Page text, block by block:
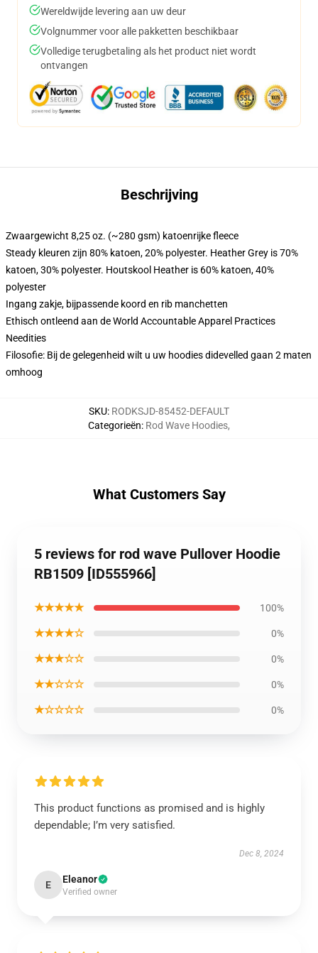
Wereldwijde levering aan uw deur
Volgnummer voor alle pakketten beschikbaar
Volledige terugbetaling als het product niet wordt
ontvangen
Beschrijving
Zwaargewicht 8,25 oz. (~280 gsm) katoenrijke fleece
Steady kleuren zijn 80% katoen, 20% polyester. Heather Grey is 70%
katoen, 30% polyester. Houtskool Heather is 60% katoen, 40%
polyester
Ingang zakje, bijpassende koord en rib manchetten
Ethisch ontleend aan de World Accountable Apparel Practices
Needities
Filosofie: Bij de gelegenheid wilt u uw hoodies didevelled gaan 2 maten
omhoog
SKU: RODKSJD-85452-DEFAULT
Categorieën: Rod Wave Hoodies,
What Customers Say
5 reviews for rod wave Pullover Hoodie
RB1509 [ID555966]
★★★★★ 100%
★★★★☆ 0%
★★★☆☆ 0%
★★☆☆☆ 0%
★☆☆☆☆ 0%
This product functions as promised and is highly
dependable; I’m very satisfied.
Dec 8, 2024
E Eleanor
Verified owner